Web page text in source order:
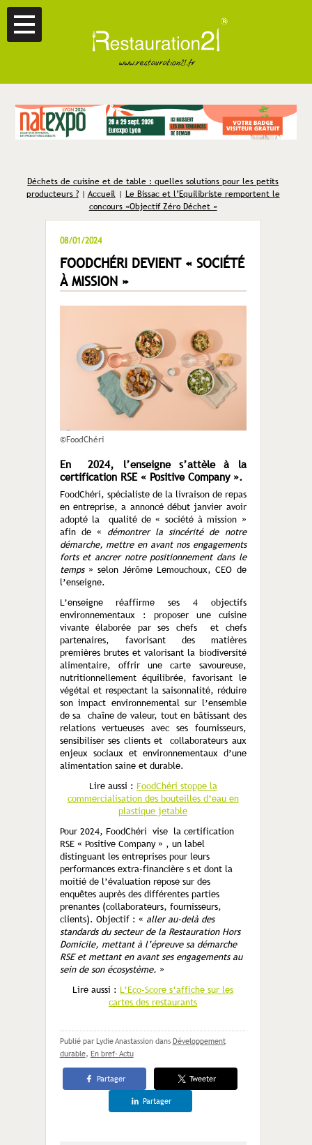
Déchets de cuisine et de table : quelles solutions pour les petits
producteurs ?| Accueil | Le Bissac et l’Equilibriste remportent le
concours «Objectif Zéro Déchet »
08/01/2024
FOODCHÉRI DEVIENT « SOCIÉTÉ
À MISSION »
©FoodChéri
En 2024, l’enseigne s’attèle à la
certification RSE « Positive Company ».
FoodChéri, spécialiste de la livraison de repas
en entreprise, a annoncé début janvier avoir
adopté la qualité de « société à mission »
afin de « démontrer la sincérité de notre
démarche, mettre en avant nos engagements
forts et ancrer notre positionnement dans le
temps» selon Jérôme Lemouchoux, CEO de
l’enseigne.
L’enseigne réaffirme ses 4 objectifs
environnementaux : proposer une cuisine
vivante élaborée par ses chefs et chefs
partenaires, favorisant des matières
premières brutes et valorisant la biodiversité
alimentaire, offrir une carte savoureuse,
nutritionnellement équilibrée, favorisant le
végétal et respectant la saisonnalité, réduire
son impact environnemental sur l’ensemble
de sa chaîne de valeur, tout en bâtissant des
relations vertueuses avec ses fournisseurs,
sensibiliser ses clients et collaborateurs aux
enjeux sociaux et environnementaux d’une
alimentation saine et durable.
Lire aussi : FoodChéri stoppe la
commercialisation des bouteilles d’eau en
plastique jetable
Pour 2024, FoodChéri vise la certification
RSE « Positive Company » , un label
distinguant les entreprises pour leurs
performances extra-financière s et dont la
moitié de l’évaluation repose sur des
enquêtes auprès des différentes parties
prenantes (collaborateurs, fournisseurs,
clients). Objectif : « aller au-delà des
standards du secteur de la Restauration Hors
Domicile, mettant à l’épreuve sa démarche
RSE et mettant en avant ses engagements au
sein de son écosystème. »
Lire aussi : L’Eco-Score s’affiche sur les
cartes des restaurants
Publié par Lydie Anastassion dans Développement
durable, En bref- Actu
Partager Tweeter
Partager